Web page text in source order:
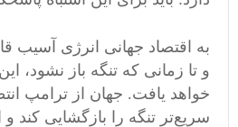
به اقتصاد جهانی انرژی آسیب
و تا زمانی که تنگه باز نشود،
خواهد یافت. جهان از ترامپ
سریع‌تر تنگه را بازگشایی کند و